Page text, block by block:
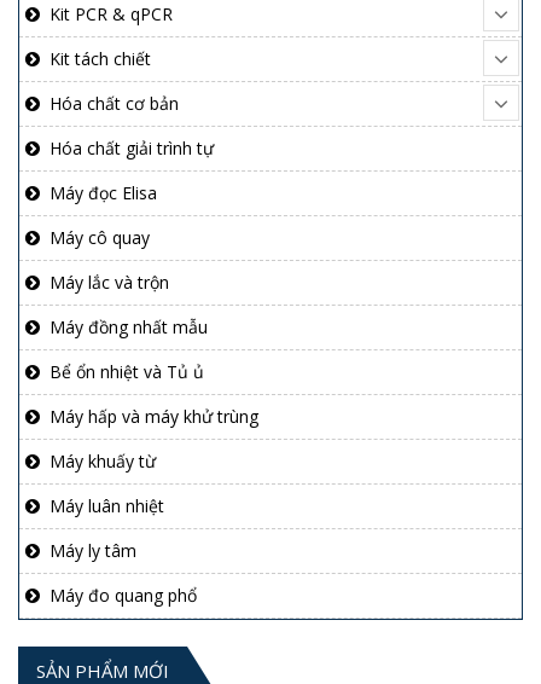
Kit PCR & qPCR
Kit tách chiết
Hóa chất cơ bản
Hóa chất giải trình tự
Máy đọc Elisa
Máy cô quay
Máy lắc và trộn
Máy đồng nhất mẫu
Bể ổn nhiệt và Tủ ủ
Máy hấp và máy khử trùng
Máy khuấy từ
Máy luân nhiệt
Máy ly tâm
Máy đo quang phổ
SẢN PHẨM MỚI